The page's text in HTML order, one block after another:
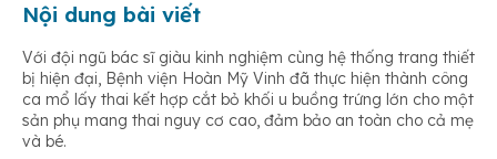
Nội dung bài viết
Với đội ngũ bác sĩ giàu kinh nghiệm cùng hệ thống trang thiết
bị hiện đại, Bệnh viện Hoàn Mỹ Vinh đã thực hiện thành công
ca mổ lấy thai kết hợp cắt bỏ khối u buồng trứng lớn cho một
sản phụ mang thai nguy cơ cao, đảm bảo an toàn cho cả mẹ
và bé.